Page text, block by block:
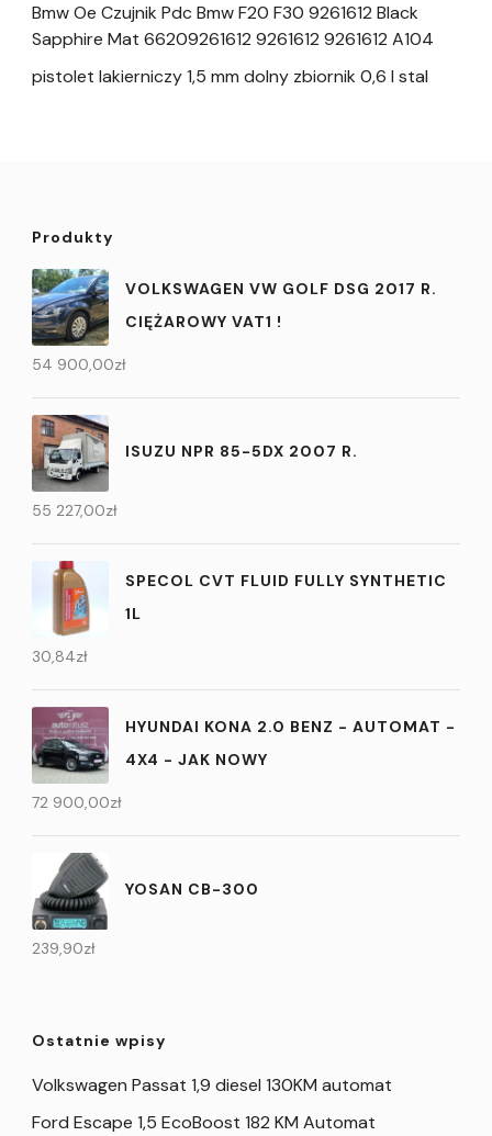
Bmw Oe Czujnik Pdc Bmw F20 F30 9261612 Black
Sapphire Mat 66209261612 9261612 9261612 A104
pistolet lakierniczy 1,5 mm dolny zbiornik 0,6 l stal
Produkty
VOLKSWAGEN VW GOLF DSG 2017 R.
CIĘŻAROWY VAT1 !
54 900,00zł
ISUZU NPR 85-5DX 2007 R.
55 227,00zł
SPECOL CVT FLUID FULLY SYNTHETIC
1L
30,84zł
HYUNDAI KONA 2.0 BENZ - AUTOMAT -
4X4 - JAK NOWY
72 900,00zł
YOSAN CB-300
239,90zł
Ostatnie wpisy
Volkswagen Passat 1,9 diesel 130KM automat
Ford Escape 1,5 EcoBoost 182 KM Automat